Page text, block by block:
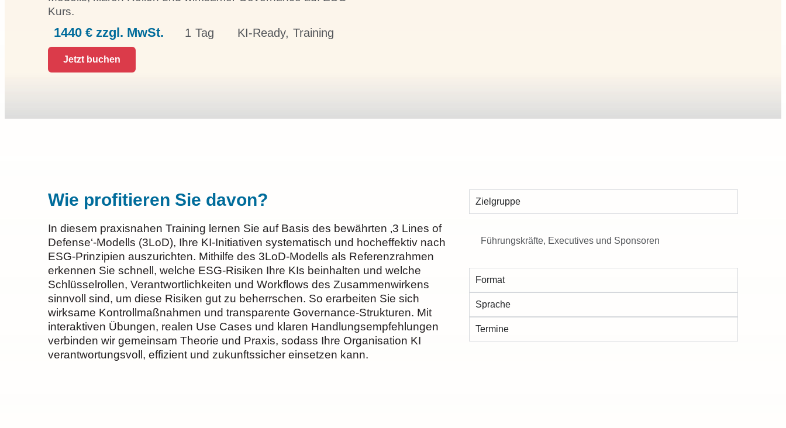
Kurs.
1440 € zzgl. MwSt. 1 Tag KI-Ready, Training
Jetzt buchen
Wie profitieren Sie davon?
In diesem praxisnahen Training lernen Sie auf Basis des bewährten ‚3 Lines of
Defense‘-Modells (3LoD), Ihre KI-Initiativen systematisch und hocheffektiv nach
ESG-Prinzipien auszurichten. Mithilfe des 3LoD-Modells als Referenzrahmen
erkennen Sie schnell, welche ESG-Risiken Ihre KIs beinhalten und welche
Schlüsselrollen, Verantwortlichkeiten und Workflows des Zusammenwirkens
sinnvoll sind, um diese Risiken gut zu beherrschen. So erarbeiten Sie sich
wirksame Kontrollmaßnahmen und transparente Governance-Strukturen. Mit
interaktiven Übungen, realen Use Cases und klaren Handlungsempfehlungen
verbinden wir gemeinsam Theorie und Praxis, sodass Ihre Organisation KI
verantwortungsvoll, effizient und zukunftssicher einsetzen kann.
Zielgruppe
Führungskräfte, Executives und Sponsoren
Format
Sprache
Termine